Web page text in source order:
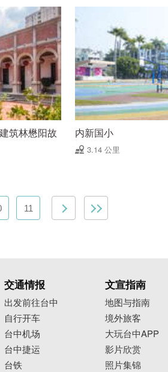
筑林懋阳故
内新国小
3.14 公里
11
交通情报
出发前往台中
自行开车
台中机场
台中捷运
台铁
文宣指南
地图与指南
境外旅客
大玩台中APP
影片欣赏
照片集锦